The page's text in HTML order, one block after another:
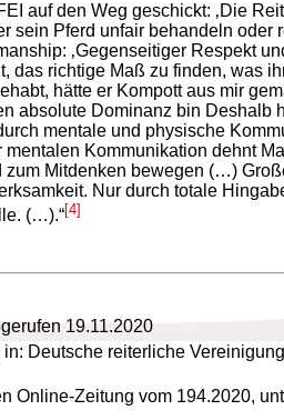
auf den Weg geschickt: ‚Die
sein Pferd unfair behandeln oder
‚Gegenseitiger Respekt
das richtige Maß zu finden, was
hätte er Kompott aus mir
absolute Dominanz bin Deshalb
mentale und physische
Kommunikation dehnt
Mitdenken bewegen (…)
Nur durch totale
(…).“[4]
19.11.2020
Deutsche reiterliche
Online-Zeitung vom 194.2020,